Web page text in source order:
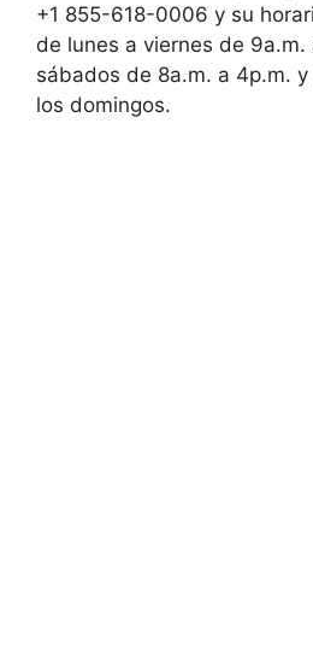
+1 855-618-0006 y su
de lunes a viernes de 9a.m.
sábados de 8a.m. a 4p.m.
los domingos.